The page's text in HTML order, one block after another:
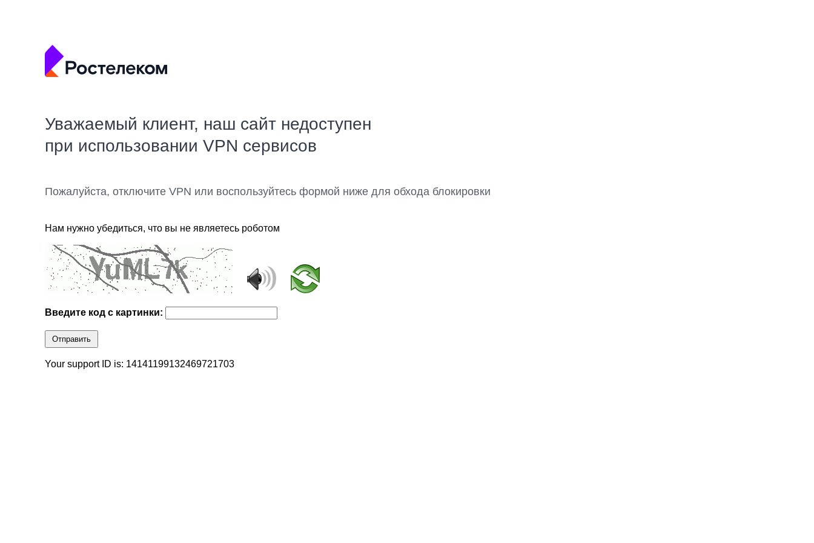
Уважаемый клиент, наш сайт недоступен
при использовании VPN сервисов
Пожалуйста, отключите VPN или воспользуйтесь формой ниже для обхода блокировки
Нам нужно убедиться, что вы не являетесь роботом
Введите код с картинки:
Отправить
Your support ID is: 14141199132469721703